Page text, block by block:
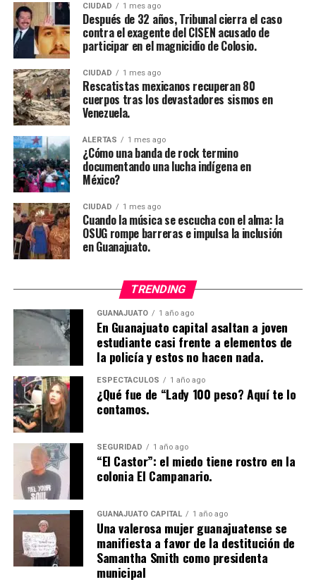
CIUDAD 1 mes ago
Después de 32 años, Tribunal cierra el caso
contra el exagente del CISEN acusado de
participar en el magnicidio de Colosio.
CIUDAD 1 mes ago
Rescatistas mexicanos recuperan 80
cuerpos tras los devastadores sismos en
Venezuela.
ALERTAS 1 mes ago
¿Cómo una banda de rock termino
documentando una lucha indígena en
México?
CIUDAD 1 mes ago
Cuando la música se escucha con el alma: la
OSUG rompe barreras e impulsa la inclusión
en Guanajuato.
TRENDING
GUANAJUATO 1 año ago
En Guanajuato capital asaltan a joven
estudiante casi frente a elementos de
la policía y estos no hacen nada.
ESPECTÁCULOS 1 año ago
¿Qué fue de “Lady 100 peso? Aquí te lo
contamos.
SEGURIDAD 1 año ago
“El Castor”: el miedo tiene rostro en la
colonia El Campanario.
GUANAJUATO CAPITAL 1 año ago
Una valerosa mujer guanajuatense se
manifiesta a favor de la destitución de
Samantha Smith como presidenta
municipal